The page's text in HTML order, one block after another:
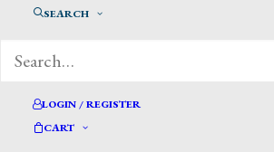
SEARCH
LOGIN / REGISTER
CART
Roma 1820 ca. – ?
di genere, soggiornò dal 1859 al
esponendo con continuità presso